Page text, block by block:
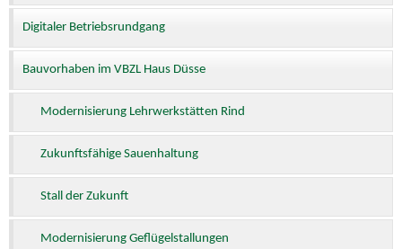
Digitaler Betriebsrundgang
Bauvorhaben im VBZL Haus Düsse
Modernisierung Lehrwerkstätten Rind
Zukunftsfähige Sauenhaltung
Stall der Zukunft
Modernisierung Geflügelstallungen